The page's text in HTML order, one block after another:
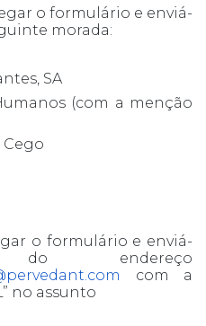
o formulário e enviá-
morada:
SA
(com a menção
o formulário e enviá-
endereço
com a
no assunto